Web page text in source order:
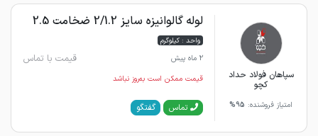
سپاهان فولاد حداد
کچو
امتیاز فروشنده: 95%
لوله گالوانیزه سایز 2/1.2 ضخامت 2.5
واحد : کیلوگرم
2 ماه پیش
قیمت با تماس
قیمت ممکن است به‌روز نباشد
تماس گفتگو